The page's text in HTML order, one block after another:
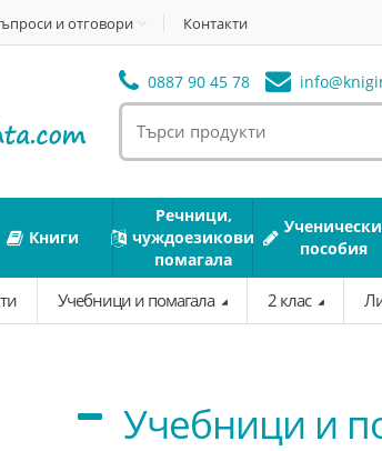
и отговори Контакти
0887 90 45 78 info@
Книги
Речници,
чуждоезикови
помагала
Ученически
пособия
Учебници и помагала 2 клас
Учебници и